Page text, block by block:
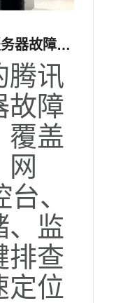
器故障排
腾讯
故障
覆盖
网
、
、监
排查
定位